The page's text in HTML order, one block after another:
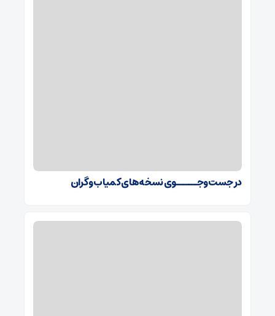
در جست‌وجـــــوی نسخه‌های کمیاب و گران